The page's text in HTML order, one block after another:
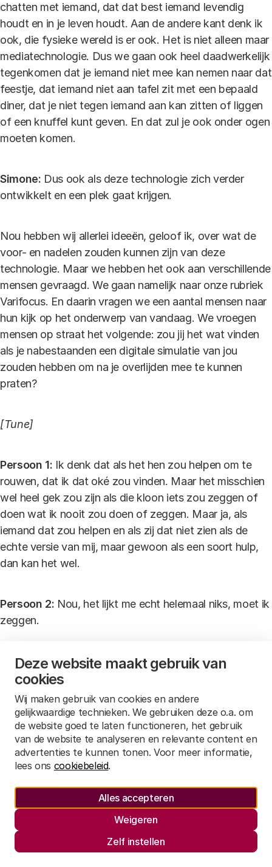
Deze website maakt gebruik van
cookies
Wij maken gebruik van cookies en andere
gelijkwaardige technieken. We gebruiken deze o.a. om
de website goed te laten functioneren, het gebruik
van de website te analyseren en relevante content en
advertenties te kunnen tonen. Voor meer informatie,
lees ons cookiebeleid.
Alles accepteren
Weigeren
Zelf instellen
chatten met iemand, dat dat best iemand levendig
houdt en in je leven houdt. Aan de andere kant denk ik
ook, die fysieke wereld is er ook. Het is niet alleen maar
mediatechnologie. Dus we gaan ook heel daadwerkelijk
tegenkomen dat je iemand niet mee kan nemen naar dat
feestje, dat iemand niet aan tafel zit met een bepaald
diner, dat je niet tegen iemand aan kan zitten of liggen
of een knuffel kunt geven. En dat zul je ook onder ogen
moeten komen.
Simone: Dus ook als deze technologie zich verder
ontwikkelt en een plek gaat krijgen.
Nou hebben wij allerlei ideeën, geloof ik, over wat de
voor- en nadelen zouden kunnen zijn van deze
technologie. Maar we hebben het ook aan verschillende
mensen gevraagd. We gaan namelijk naar onze rubriek
Varifocus. En daarin vragen we een aantal mensen naar
hun kijk op het onderwerp van vandaag. We vroegen
mensen op straat het volgende: zou jij het wat vinden
als je nabestaanden een digitale simulatie van jou
zouden hebben om na je overlijden mee te kunnen
praten?
[Tune]
Persoon 1: Ik denk dat als het hen zou helpen om te
rouwen, dat ik dat oké zou vinden. Maar het misschien
wel heel gek zou zijn als die kloon iets zou zeggen of
doen wat ik nooit zou doen of zeggen. Maar ja, als
iemand dat zou helpen en als zij dat niet zien als de
echte versie van mij, maar gewoon als een soort hulp,
dan kan het wel.
Persoon 2: Nou, het lijkt me echt helemaal niks, moet ik
zeggen.
Timo:Waarom niet?
Persoon 2:Omdat ik denk dat het een natuurlijk proces
is dat je gewoon je leven leeft en mijn kinderen op een
gegeven moment afscheid moeten nemen van mij en ik
van hen. En dan is het klaar. En alles wat je dan daarmee
zou willen dat komt zo kunstmatig over voor mij, dat
Persoon 3:
Ik denk dat het klaar moet zijn. Als ik er niet
meer ben, dan is het klaar. Na mij de volgende. Je moet